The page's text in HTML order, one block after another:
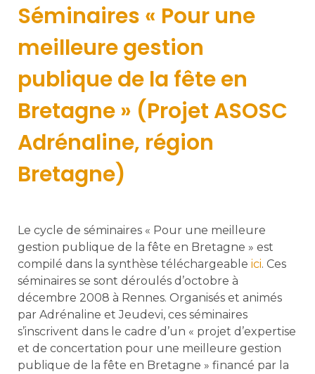
Séminaires « Pour une
meilleure gestion
publique de la fête en
Bretagne » (Projet ASOSC
Adrénaline, région
Bretagne)
Le cycle de séminaires « Pour une meilleure
gestion publique de la fête en Bretagne » est
compilé dans la synthèse téléchargeable ici. Ces
séminaires se sont déroulés d’octobre à
décembre 2008 à Rennes. Organisés et animés
par Adrénaline et Jeudevi, ces séminaires
s’inscrivent dans le cadre d’un « projet d’expertise
et de concertation pour une meilleure gestion
publique de la fête en Bretagne » financé par la